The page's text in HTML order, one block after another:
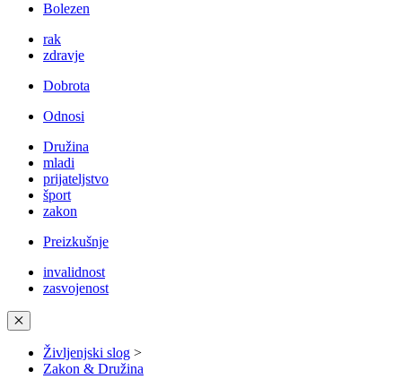
Bolezen
rak
zdravje
Dobrota
Odnosi
Družina
mladi
prijateljstvo
šport
zakon
Preizkušnje
invalidnost
zasvojenost
✕
Življenjski slog >
Zakon & Družina